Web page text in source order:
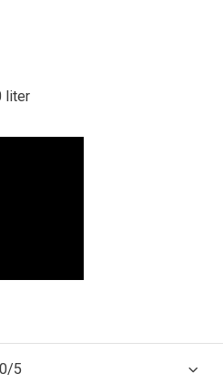
liter
0/5